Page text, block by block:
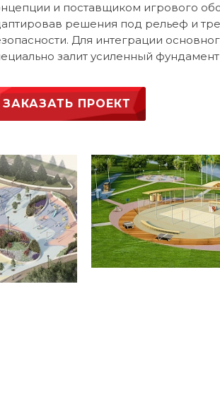
и поставщиком игрового
решения под рельеф и
Для интеграции
залит усиленный
ЗАКАЗАТЬ ПРОЕКТ